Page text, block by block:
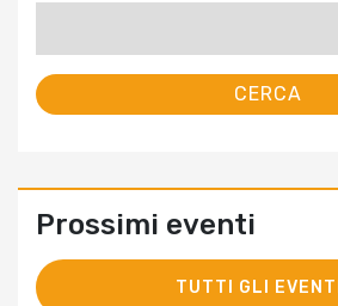
Prossimi eventi
TUTTI GLI EVENTI